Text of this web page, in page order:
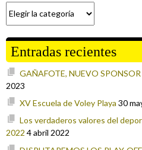
Entradas recientes
GAÑAFOTE, NUEVO
2023
XV Escuela de Voley Playa 30
Los verdaderos valores del
2022 4 abril 2022